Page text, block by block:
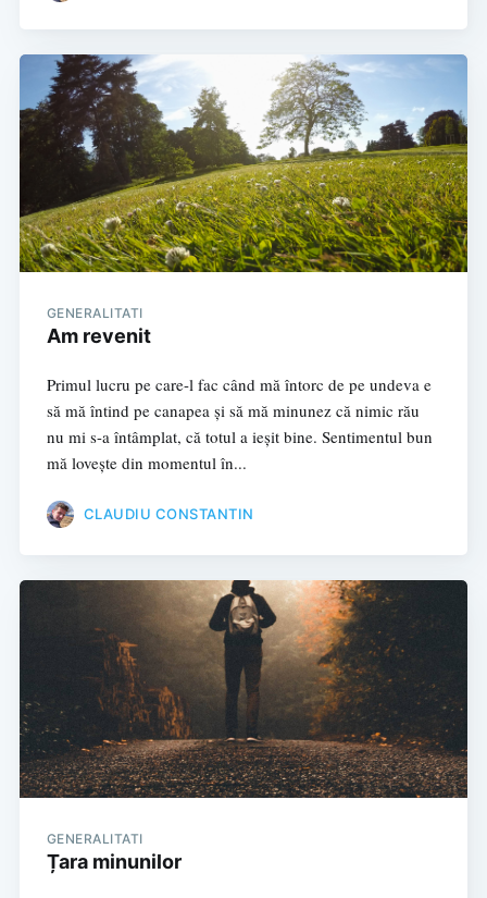
GENERALITATI
Am revenit
Primul lucru pe care-l fac când mă întorc de pe undeva e
să mă întind pe canapea și să mă minunez că nimic rău
nu mi s-a întâmplat, că totul a ieșit bine. Sentimentul bun
mă lovește din momentul în...
CLAUDIU CONSTANTIN
GENERALITATI
Țara minunilor